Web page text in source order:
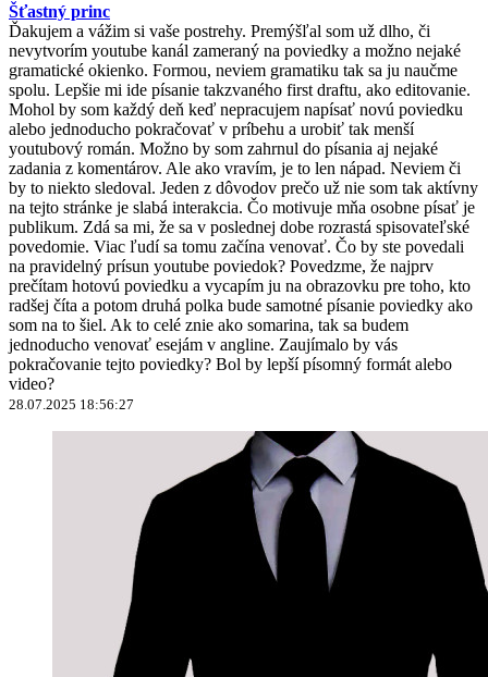
Šťastný princ
Ďakujem a vážim si vaše postrehy. Premýšľal som už dlho, či
nevytvorím youtube kanál zameraný na poviedky a možno nejaké
gramatické okienko. Formou, neviem gramatiku tak sa ju naučme
spolu. Lepšie mi ide písanie takzvaného first draftu, ako editovanie.
Mohol by som každý deň keď nepracujem napísať novú poviedku
alebo jednoducho pokračovať v príbehu a urobiť tak menší
youtubový román. Možno by som zahrnul do písania aj nejaké
zadania z komentárov. Ale ako vravím, je to len nápad. Neviem či
by to niekto sledoval. Jeden z dôvodov prečo už nie som tak aktívny
na tejto stránke je slabá interakcia. Čo motivuje mňa osobne písať je
publikum. Zdá sa mi, že sa v poslednej dobe rozrastá spisovateľské
povedomie. Viac ľudí sa tomu začína venovať. Čo by ste povedali
na pravidelný prísun youtube poviedok? Povedzme, že najprv
prečítam hotovú poviedku a vycapím ju na obrazovku pre toho, kto
radšej číta a potom druhá polka bude samotné písanie poviedky ako
som na to šiel. Ak to celé znie ako somarina, tak sa budem
jednoducho venovať esejám v angline. Zaujímalo by vás
pokračovanie tejto poviedky? Bol by lepší písomný formát alebo
video?
28.07.2025 18:56:27